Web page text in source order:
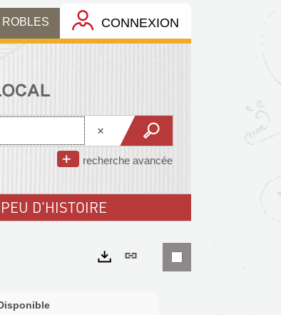
CONNEXION
recherche avancée
D'HISTOIRE
Lien